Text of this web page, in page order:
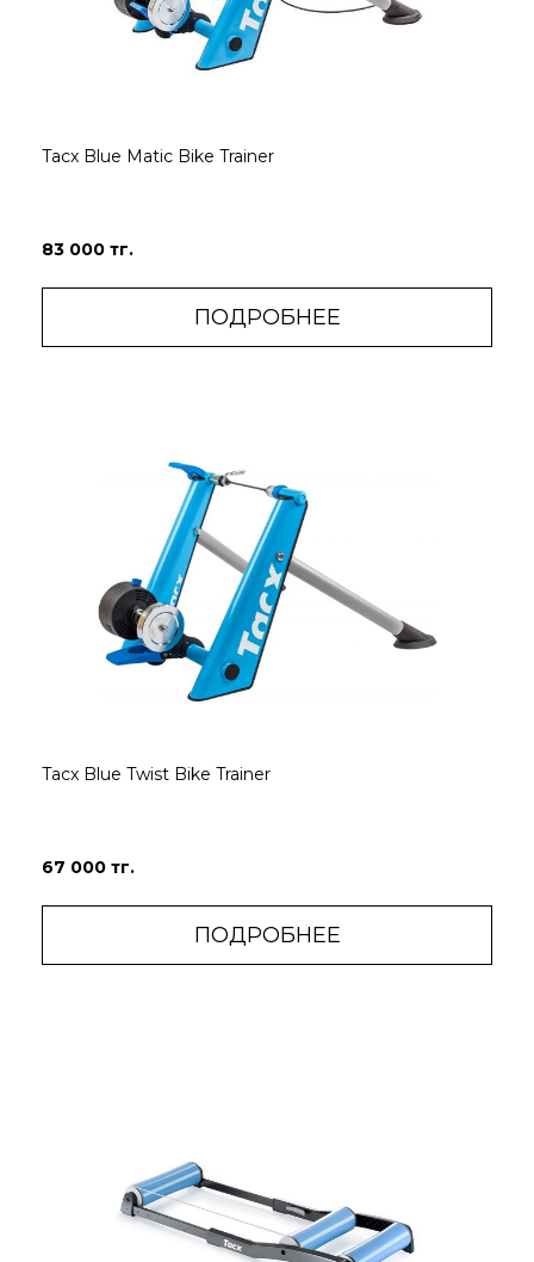
Tacx Blue Matic Bike Trainer
83 000 тг.
ПОДРОБНЕЕ
Tacx Blue Twist Bike Trainer
67 000 тг.
ПОДРОБНЕЕ